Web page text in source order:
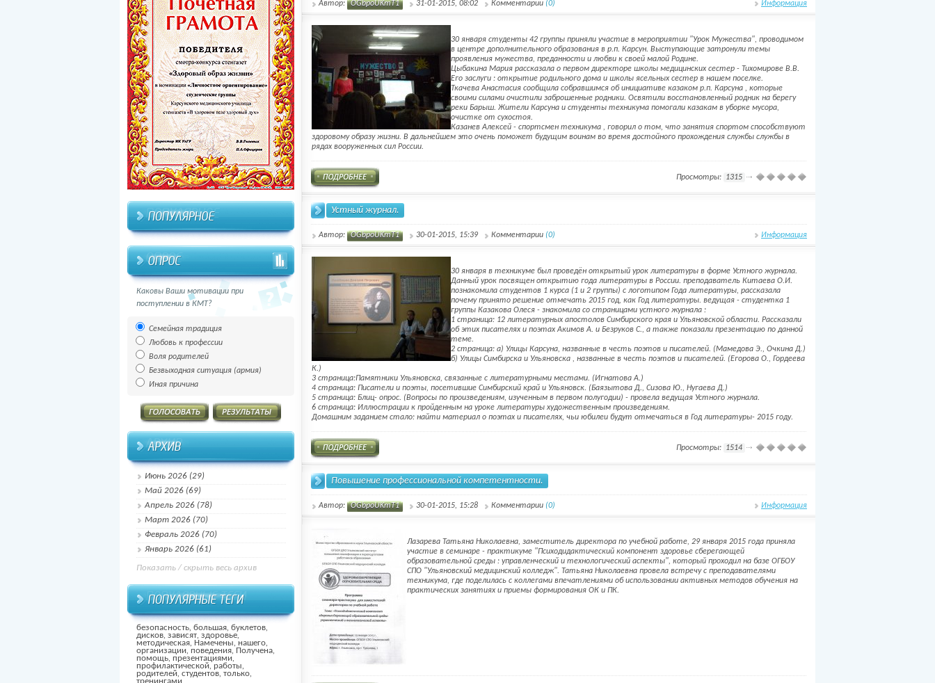
Каковы Ваши мотивации при
поступлении в КМТ?
Семейная традиция
Любовь к профессии
Воля родителей
Безвыходная ситуация (армия)
Иная причина
Июнь 2026 (29)
Май 2026 (69)
Апрель 2026 (78)
Март 2026 (70)
Февраль 2026 (70)
Январь 2026 (61)
Показать / скрыть весь архив
безопасность, большая, буклетов,
дисков, зависят, здоровье,
методическая, Намечены, нашего,
организации, поведения, Получена,
помощь, презентациями,
профилактической, работы,
родителей, студентов, только,
Информация
Автор: OGbpoUKmT1 31-01-2015, 08:02 Комментарии (0)
30 января студенты 42 группы приняли участие в мероприятии "Урок Мужества", проводимом
в центре дополнительного образования в р.п. Карсун. Выступающие затронули темы
проявления мужества, преданности и любви к своей малой Родине.
Цыбакина Мария рассказала о первом директоре школы медицинских сестер - Тихомирове В.В.
Его заслуги : открытие родильного дома и школы ясельных сестер в нашем поселке.
Ткачева Анастасия сообщила собравшимся об инициативе казаком р.п. Карсуна , которые
своими силами очистили заброшенные родники. Освятили восстановленный родник на берегу
реки Барыш. Жители Карсуна и студенты техникума помогали казакам в уборке мусора,
очистке от сухостоя.
Казанев Алексей - спортсмен техникума , говорил о том, что занятия спортом способствуют
здоровому образу жизни. В дальнейшем это очень поможет будущим воинам во время достойного прохождения службы службы в
рядах вооруженных сил России.
Просмотры: 1315
Устный журнал.
Информация
Автор: OGbpoUKmT1 30-01-2015, 15:39 Комментарии (0)
30 января в техникуме был проведён открытый урок литературы в форме Устного журнала.
Данный урок посвящен открытию года литературы в России. преподаватель Китаева О.И.
познакомила студентов 1 курса (1 и 2 группы) с логотипом Года литературы, рассказала
почему принято решение отмечать 2015 год, как Год литературы. ведущая - студентка 1
группы Казакова Олеся - знакомила со страницами устного журнала :
1 страница: 12 литературных апостолов Симбирского края и Ульяновской области. Рассказали
об этих писателях и поэтах Акимов А. и Безруков С., а также показали презентацию по данной
теме.
2 страница: а) Улицы Карсуна, названные в честь поэтов и писателей. (Мамедова Э., Очкина Д.)
б) Улицы Симбирска и Ульяновска , названные в честь поэтов и писателей. (Егорова О., Гордеева
К.)
3 страница:Памятники Ульяновска, связанные с литературными местами. (Игнатова А.)
4 страница: Писатели и поэты, посетившие Симбирский край и Ульяновск. (Баязытова Д., Сизова Ю., Нугаева Д.)
5 страница: Блиц- опрос. (Вопросы по произведениям, изученным в первом полугодии) - провела ведущая Устного журнала.
6 страница: Иллюстрации к пройденным на уроке литературы художественным произведениям.
Домашним заданием стало: найти материал о поэтах и писателях, чьи юбилеи будут отмечаться в Год литературы- 2015 году.
Просмотры: 1514
Повышение профессиональной компетентности.
Информация
Автор: OGbpoUKmT1 30-01-2015, 15:28 Комментарии (0)
Лазарева Татьяна Николаевна, заместитель директора по учебной работе, 29 января 2015 года приняла
участие в семинаре - практикуме "Психодидактический компонент здоровье сберегающей
образовательной среды : управленческий и технологический аспекты", который проходил на базе ОГБОУ
СПО "Ульяновский медицинский колледж". Татьяна Николаевна провела встречу с преподавателями
техникума, где поделилась с коллегами впечатлениями об использовании активных методов обучения на
практических занятиях и приемы формирования ОК и ПК.